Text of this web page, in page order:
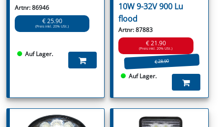
Artnr: 86946
€ 25.90
(Preis inkl. 20% USt.)
Auf Lager.
10W 9-32V 900 Lu
flood
Artnr: 87883
€ 21.90
(Preis inkl. 20% USt.)
€ 28.90
Auf Lager.